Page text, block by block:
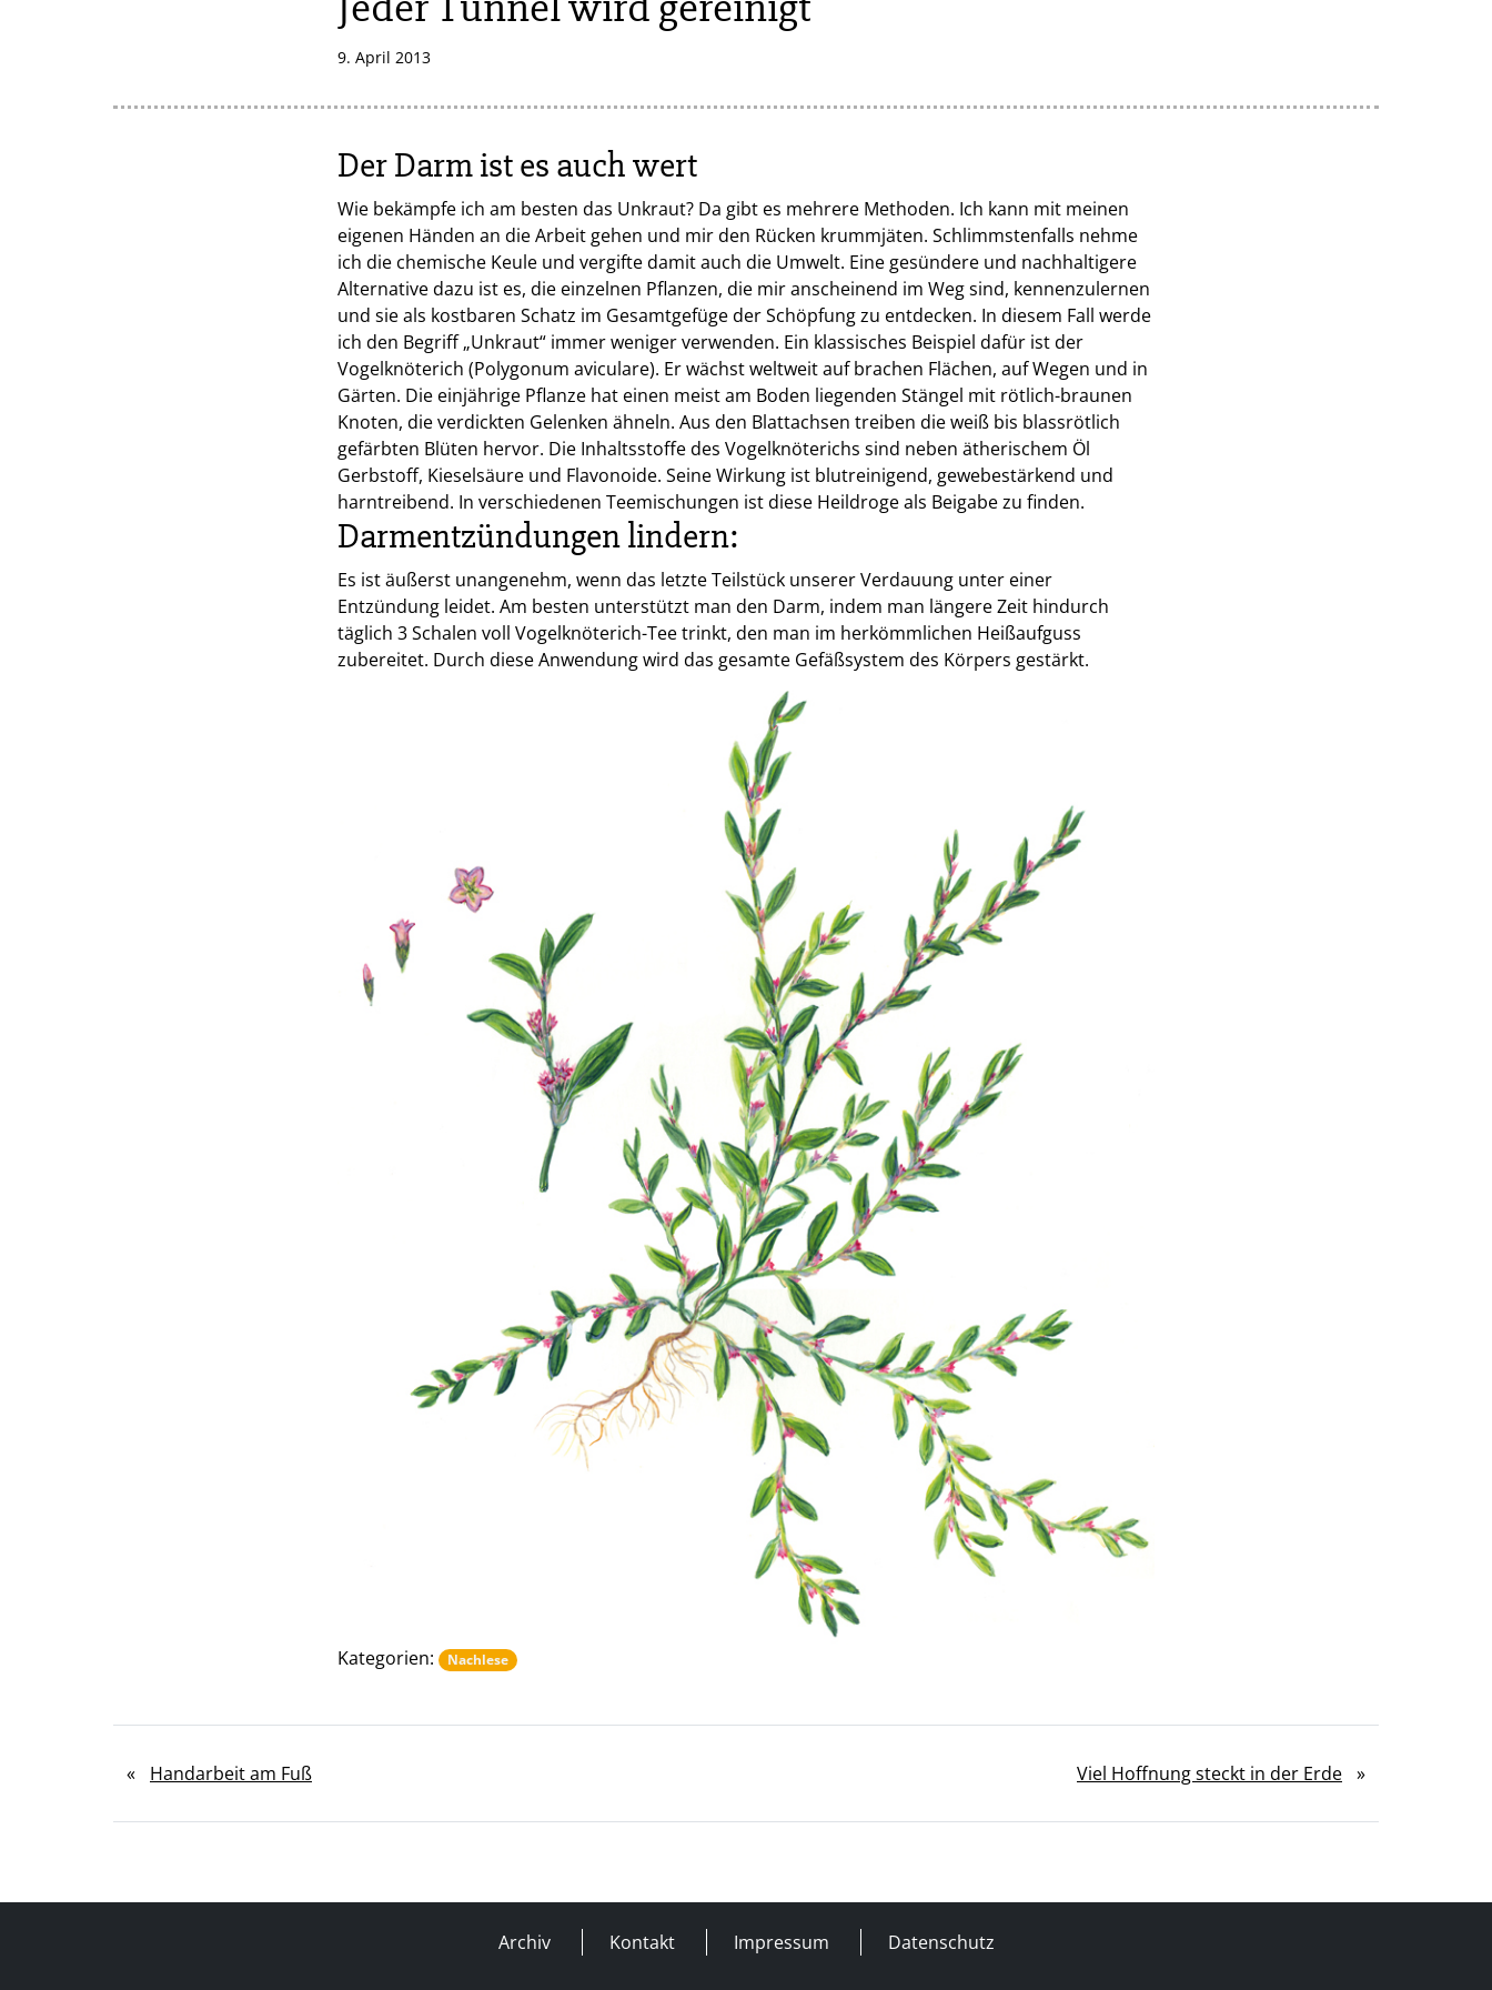
9. April 2013
Der Darm ist es auch wert
Wie bekämpfe ich am besten das Unkraut? Da gibt es mehrere Methoden. Ich kann mit meinen
eigenen Händen an die Arbeit gehen und mir den Rücken krummjäten. Schlimmstenfalls nehme
ich die chemische Keule und vergifte damit auch die Umwelt. Eine gesündere und nachhaltigere
Alternative dazu ist es, die einzelnen Pflanzen, die mir anscheinend im Weg sind, kennenzulernen
und sie als kostbaren Schatz im Gesamtgefüge der Schöpfung zu entdecken. In diesem Fall werde
ich den Begriff „Unkraut“ immer weniger verwenden. Ein klassisches Beispiel dafür ist der
Vogelknöterich (Polygonum aviculare). Er wächst weltweit auf brachen Flächen, auf Wegen und in
Gärten. Die einjährige Pflanze hat einen meist am Boden liegenden Stängel mit rötlich-braunen
Knoten, die verdickten Gelenken ähneln. Aus den Blattachsen treiben die weiß bis blassrötlich
gefärbten Blüten hervor. Die Inhaltsstoffe des Vogelknöterichs sind neben ätherischem Öl
Gerbstoff, Kieselsäure und Flavonoide. Seine Wirkung ist blutreinigend, gewebestärkend und
harntreibend. In verschiedenen Teemischungen ist diese Heildroge als Beigabe zu finden.
Darmentzündungen lindern:
Es ist äußerst unangenehm, wenn das letzte Teilstück unserer Verdauung unter einer
Entzündung leidet. Am besten unterstützt man den Darm, indem man längere Zeit hindurch
täglich 3 Schalen voll Vogelknöterich-Tee trinkt, den man im herkömmlichen Heißaufguss
zubereitet. Durch diese Anwendung wird das gesamte Gefäßsystem des Körpers gestärkt.
Kategorien: Nachlese
« Handarbeit am Fuß Viel Hoffnung steckt in der Erde »
Archiv Kontakt Impressum Datenschutz